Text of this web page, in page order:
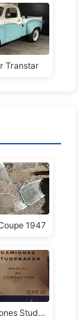
Transtar
1947
Manual Camiones Studebaker 1961